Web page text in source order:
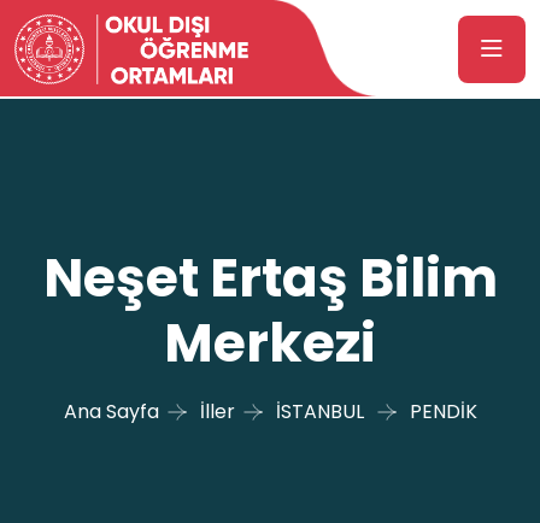
Neşet Ertaş Bilim
Merkezi
Ana Sayfa İller İSTANBUL PENDİK